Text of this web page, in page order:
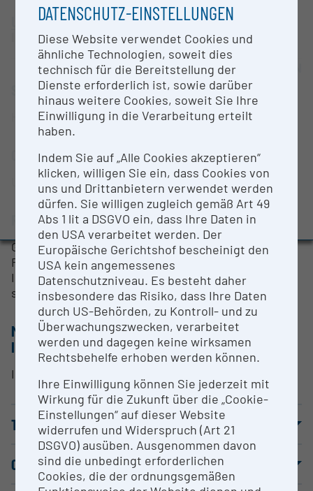
Search Engine
Contact
Information
National Strategy of Research Infrastructure
Research infrastructures in the European Union
Research infrastructure databases / Research
BMBWF Research Infrastructure Database:
Evaluation Study 2022
Awards and press releases
University of Innsbruck
Innsbruck |Website
OPEN FOR COLLABORATION
SHORT DESCRIPTION
He-Clusterquelle mit TOF-MS
CONTACT PERSON
Univ.Prof. Paul Scheier
RESEARCH SERVICES
Gemeinsame Forschungsaufgaben und
Forschungsprojekte;
Instrument ist praktisch vollständig remote-
steuerbar
METHODS & EXPERTISE FOR RESEARCH
INFRASTRUCTURE
Ionenerzeugung in dotierten He Tröpfchen
TERMS OF USE
COOPERATION PARTNERS
DATENSCHUTZ-EINSTELLUNGEN
Diese Website verwendet Cookies und
ähnliche Technologien, soweit dies
technisch für die Bereitstellung der
Dienste erforderlich ist, sowie darüber
hinaus weitere Cookies, soweit Sie Ihre
Einwilligung in die Verarbeitung erteilt
haben.
Indem Sie auf „Alle Cookies akzeptieren“
klicken, willigen Sie ein, dass Cookies von
uns und Drittanbietern verwendet werden
dürfen. Sie willigen zugleich gemäß Art 49
Abs 1 lit a DSGVO ein, dass Ihre Daten in
den USA verarbeitet werden. Der
Europäische Gerichtshof bescheinigt den
USA kein angemessenes
Datenschutzniveau. Es besteht daher
insbesondere das Risiko, dass Ihre Daten
durch US-Behörden, zu Kontroll- und zu
Überwachungszwecken, verarbeitet
werden und dagegen keine wirksamen
Rechtsbehelfe erhoben werden können.
Ihre Einwilligung können Sie jederzeit mit
Wirkung für die Zukunft über die „Cookie-
Einstellungen“ auf dieser Website
widerrufen und Widerspruch (Art 21
DSGVO) ausüben. Ausgenommen davon
sind die unbedingt erforderlichen
Cookies, die der ordnungsgemäßen